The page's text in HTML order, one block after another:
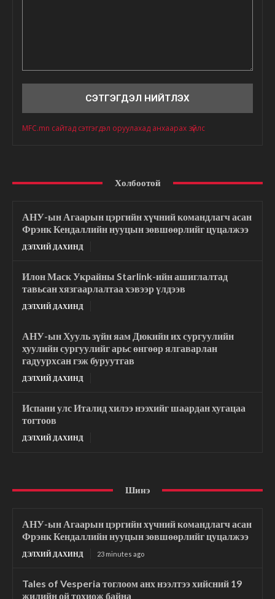
MFC.mn сайтад сэтгэгдэл оруулахад анхаарах зүйлс
Холбоотой
АНУ-ын Агаарын цэргийн хүчний командлагч асан
Фрэнк Кендаллийн нууцын зөвшөөрлийг цуцалжээ
ДЭЛХИЙ ДАХИНД
Илон Маск Украйны Starlink-ийн ашиглалтад
тавьсан хязгаарлалтаа хэвээр үлдээв
ДЭЛХИЙ ДАХИНД
АНУ-ын Хууль зүйн яам Дюкийн их сургуулийн
хуулийн сургуулийг арьс өнгөөр ялгаварлан
гадуурхсан гэж буруутгав
ДЭЛХИЙ ДАХИНД
Испани улс Италид хилээ нээхийг шаардан хугацаа
тогтоов
ДЭЛХИЙ ДАХИНД
Шинэ
АНУ-ын Агаарын цэргийн хүчний командлагч асан
Фрэнк Кендаллийн нууцын зөвшөөрлийг цуцалжээ
ДЭЛХИЙ ДАХИНД 23 minutes ago
Tales of Vesperia тоглоом анх нээлтээ хийсний 19
жилийн ой тохиож байна